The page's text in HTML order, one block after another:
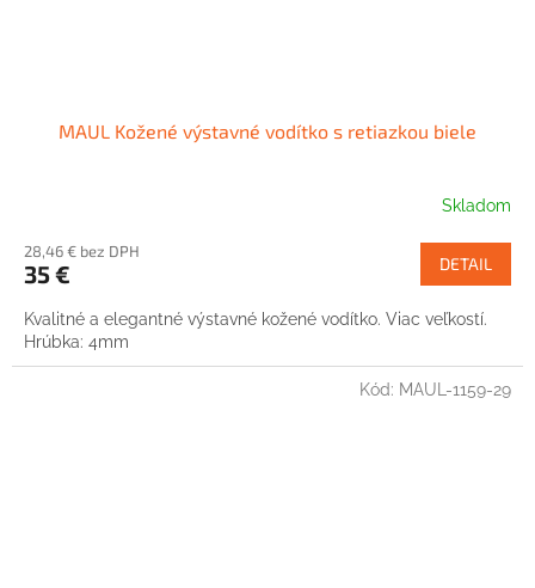
MAUL Kožené výstavné vodítko s retiazkou biele
Skladom
28,46 € bez DPH
35 € DETAIL
Kvalitné a elegantné výstavné kožené vodítko. Viac veľkostí.
Hrúbka: 4mm
Kód: MAUL-1159-29